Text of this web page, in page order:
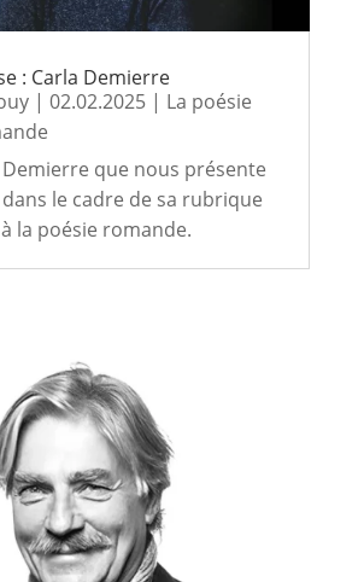
: Carla Demierre
| 02.02.2025| La poésie
Demierre que nous présente
dans le cadre de sa rubrique
la poésie romande.